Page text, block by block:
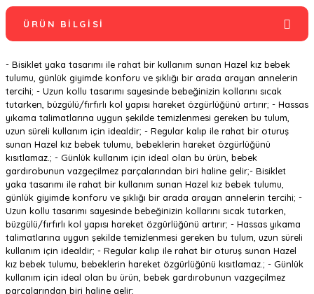
ÜRÜN BILGISI
- Bisiklet yaka tasarımı ile rahat bir kullanım sunan Hazel kız bebek
tulumu, günlük giyimde konforu ve şıklığı bir arada arayan annelerin
tercihi; - Uzun kollu tasarımı sayesinde bebeğinizin kollarını sıcak
tutarken, büzgülü/fırfırlı kol yapısı hareket özgürlüğünü artırır; - Hassas
yıkama talimatlarına uygun şekilde temizlenmesi gereken bu tulum,
uzun süreli kullanım için idealdir; - Regular kalıp ile rahat bir oturuş
sunan Hazel kız bebek tulumu, bebeklerin hareket özgürlüğünü
kısıtlamaz.; - Günlük kullanım için ideal olan bu ürün, bebek
gardırobunun vazgeçilmez parçalarından biri haline gelir;- Bisiklet
yaka tasarımı ile rahat bir kullanım sunan Hazel kız bebek tulumu,
günlük giyimde konforu ve şıklığı bir arada arayan annelerin tercihi; -
Uzun kollu tasarımı sayesinde bebeğinizin kollarını sıcak tutarken,
büzgülü/fırfırlı kol yapısı hareket özgürlüğünü artırır; - Hassas yıkama
talimatlarına uygun şekilde temizlenmesi gereken bu tulum, uzun süreli
kullanım için idealdir; - Regular kalıp ile rahat bir oturuş sunan Hazel
kız bebek tulumu, bebeklerin hareket özgürlüğünü kısıtlamaz.; - Günlük
kullanım için ideal olan bu ürün, bebek gardırobunun vazgeçilmez
parçalarından biri haline gelir;